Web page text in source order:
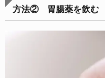
方法② 胃腸薬を飲む